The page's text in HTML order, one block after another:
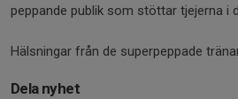
peppande publik som stöttar tjejerna i
Hälsningar från de superpeppade
Dela nyhet